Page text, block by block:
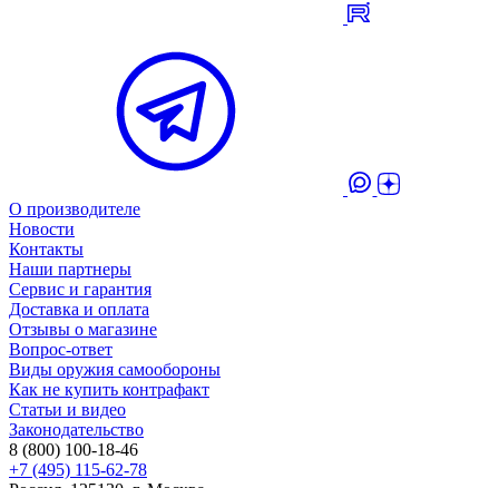
О производителе
Новости
Контакты
Наши партнеры
Сервис и гарантия
Доставка и оплата
Отзывы о магазине
Вопрос-ответ
Виды оружия самообороны
Как не купить контрафакт
Статьи и видео
Законодательство
8 (800) 100-18-46
+7 (495) 115-62-78